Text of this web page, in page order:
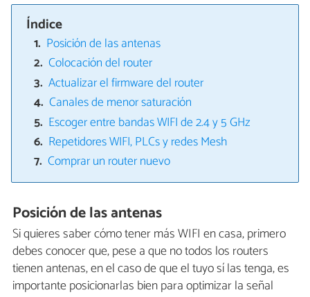
Índice
Posición de las antenas
Colocación del router
Actualizar el firmware del router
Canales de menor saturación
Escoger entre bandas WIFI de 2.4 y 5 GHz
Repetidores WIFI, PLCs y redes Mesh
Comprar un router nuevo
Posición de las antenas
Si quieres saber cómo tener más WIFI en casa, primero
debes conocer que, pese a que no todos los routers
tienen antenas, en el caso de que el tuyo sí las tenga, es
importante posicionarlas bien para optimizar la señal